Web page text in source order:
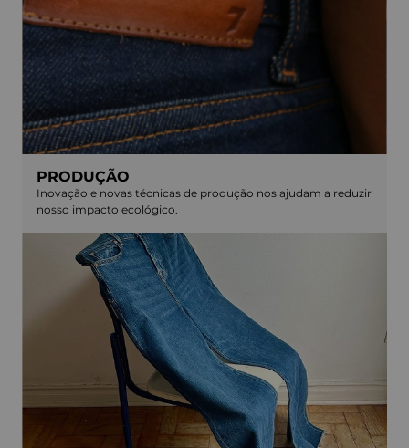
PRODUÇÃO
Inovação e novas técnicas de produção nos ajudam a reduzir
nosso impacto ecológico.